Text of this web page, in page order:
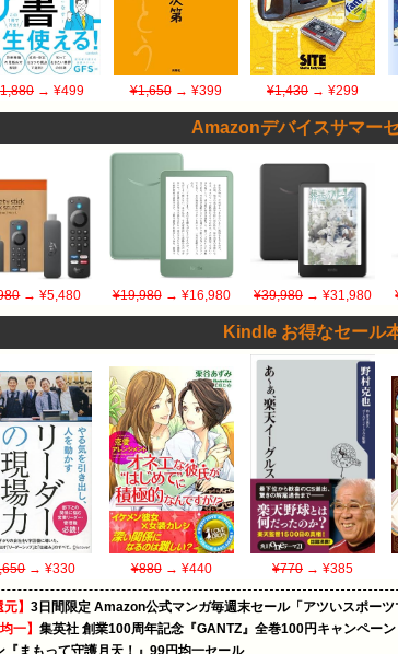
→ ¥499 ¥1,650→ ¥399 ¥1,430 → ¥299
Amazonデバイスサマー
→ ¥5,480 ¥19,980→ ¥16,980 ¥39,980→ ¥31,980
Kindle お得なセール
→ ¥330 ¥880→ ¥440 ¥770→ ¥385
】 3日間限定 Amazon公式マンガ毎週末セール「アツいスポーツ
一】 集英社 創業100周年記念『GANTZ』全巻100円キャンペーン